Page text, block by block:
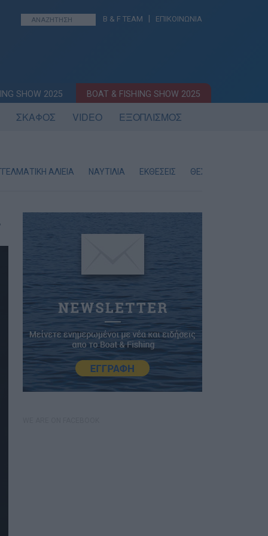
B & F TEAM ΕΠΙΚΟΙΝΩΝΙΑ
SHOW 2025 BOAT & FISHING SHOW 2025
ΣΚΑΦΟΣ VIDEO ΕΞΟΠΛΙΣΜΟΣ
ΑΛΙΕΙΑ ΝΑΥΤΙΛΙΑ ΕΚΘΕΣΕΙΣ ΘΕΣΕΙΣ ΕΡΓΑΣΙΑΣ